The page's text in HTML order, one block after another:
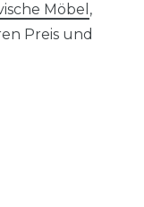
Möbel ,
Preis und